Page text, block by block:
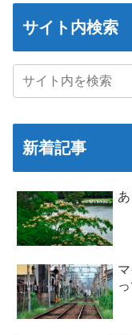
サイト内検索
新着記事